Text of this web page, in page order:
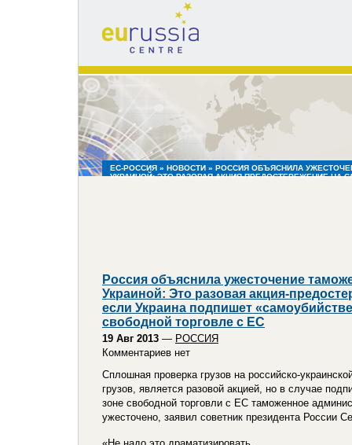
eurussia
centre
ЕС-РОССИЯ » НОВОСТИ » РОССИЯ ОБЪЯСНИЛА
УКРАИНОЙ: ЭТО РАЗОВАЯ АКЦИЯ-ПРЕДОСТЕРЕЖЕНИЕ НА
Россия объяснила ужесточение
Украиной: Это разовая акция-
если Украина подпишет
свободной торговле с ЕС
19 Авг 2013 — РОССИЯ
Комментариев нет
Сплошная проверка грузов на российско-
грузов, является разовой акцией, но в случае
зоне свободной торговли с ЕС таможенное
ужесточено, заявил советник президента России